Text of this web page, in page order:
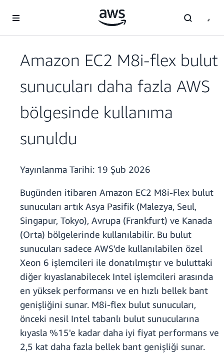
Amazon EC2 M8i-flex bulut
sunucuları daha fazla AWS
bölgesinde kullanıma
sunuldu
Yayınlanma Tarihi: 19 Şub 2026
Bugünden itibaren Amazon EC2 M8i-Flex bulut
sunucuları artık Asya Pasifik (Malezya, Seul,
Singapur, Tokyo), Avrupa (Frankfurt) ve Kanada
(Orta) bölgelerinde kullanılabilir. Bu bulut
sunucuları sadece AWS'de kullanılabilen özel
Xeon 6 işlemcileri ile donatılmıştır ve buluttaki
diğer kıyaslanabilecek Intel işlemcileri arasında
en yüksek performansı ve en hızlı bellek bant
genişliğini sunar. M8i-flex bulut sunucuları,
önceki nesil Intel tabanlı bulut sunucularına
kıyasla %15'e kadar daha iyi fiyat performans ve
2,5 kat daha fazla bellek bant genişliği sunar.